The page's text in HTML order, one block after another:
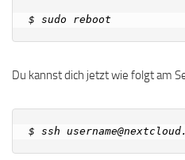
Du kannst dich jetzt wie folgt am